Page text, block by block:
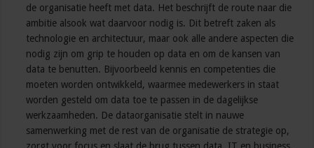
de organisatie heeft met data. Het beschrijft de route naar die
ambitie alsook wat daarvoor nodig is. Dit betreft zaken als
technologie en architectuur, maar ook alle andere aspecten die
nodig zijn om grip te houden op data en om de kansen van
data te benutten. Bijvoorbeeld kennis en competenties die
moeten worden ontwikkeld, waarmee medewerkers in staat
worden gesteld om data toe te passen in de dagelijkse
werkzaamheden. De dataorganisatie stelt in nauwe
samenwerking met de rest van de organisatie de strategie op,